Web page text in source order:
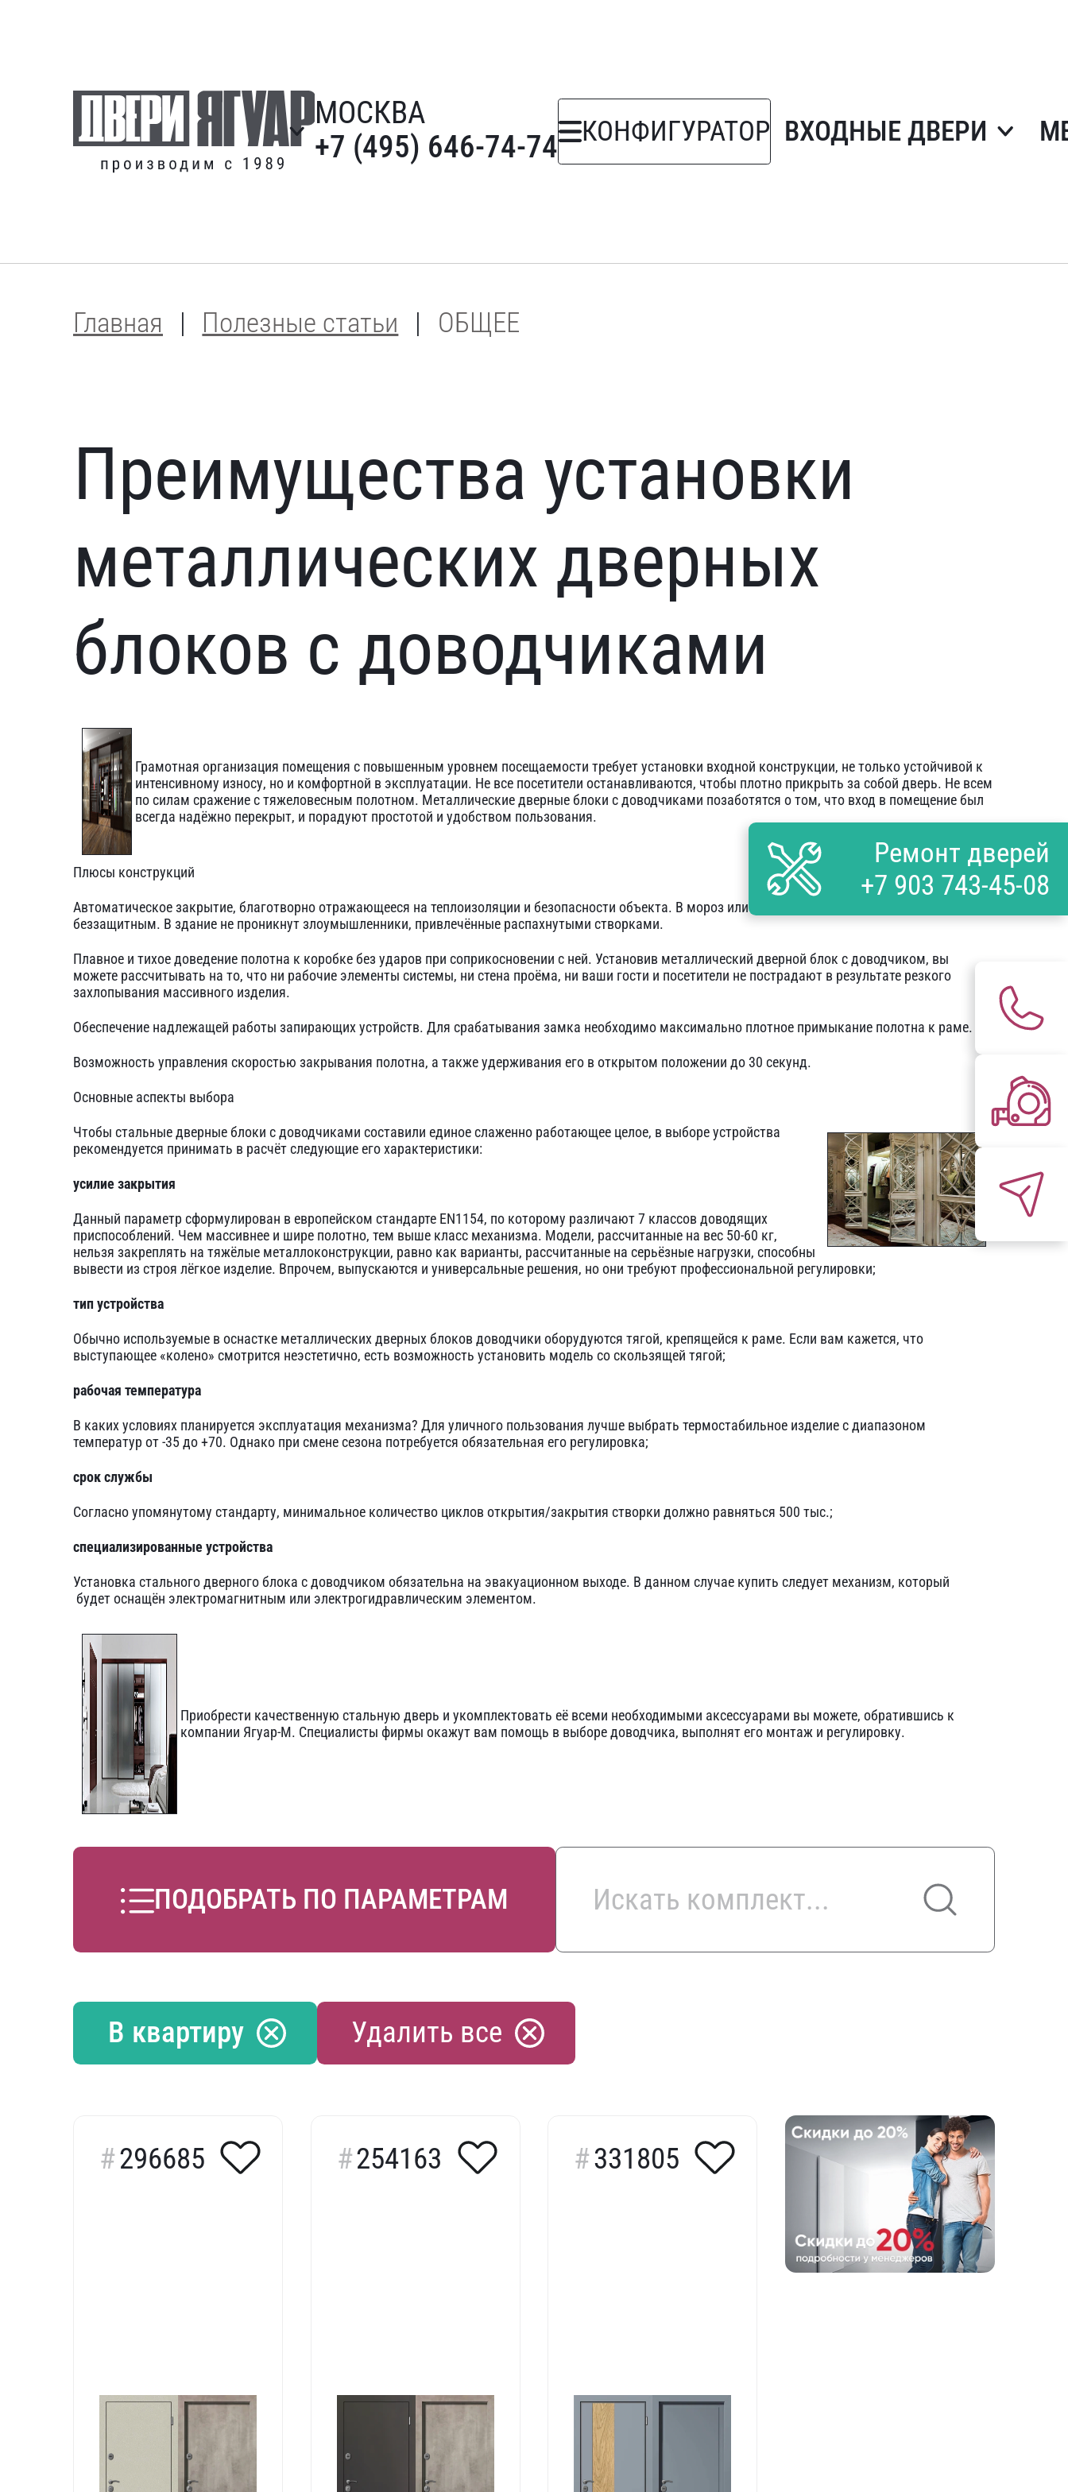
МОСКВА
+7 (495) 646-74-74
КОНФИГУРАТОР ВХОДНЫЕ ДВЕРИ
Главная Полезные статьи ОБЩЕЕ
Преимущества установки
металлических дверных
блоков с доводчиками
Грамотная организация помещения с повышенным уровнем посещаемости требует установки входной конструкции, не только устойчивой к
интенсивному износу, но и комфортной в эксплуатации. Не все посетители останавливаются, чтобы плотно прикрыть за собой дверь. Не всем
по силам сражение с тяжеловесным полотном. Металлические дверные блоки с доводчиками позаботятся о том, что вход в помещение был
всегда надёжно перекрыт, и порадуют простотой и удобством пользования.
Плюсы конструкций
Автоматическое закрытие, благотворно отражающееся на теплоизоляции и безопасности объекта. В мороз или летний зной проём не останется
беззащитным. В здание не проникнут злоумышленники, привлечённые распахнутыми створками.
Плавное и тихое доведение полотна к коробке без ударов при соприкосновении с ней. Установив металлический дверной блок с доводчиком, вы
можете рассчитывать на то, что ни рабочие элементы системы, ни стена проёма, ни ваши гости и посетители не пострадают в результате резкого
захлопывания массивного изделия.
Обеспечение надлежащей работы запирающих устройств. Для срабатывания замка необходимо максимально плотное примыкание полотна к раме.
Возможность управления скоростью закрывания полотна, а также удерживания его в открытом положении до 30 секунд.
Основные аспекты выбора
Чтобы стальные дверные блоки с доводчиками составили единое слаженно работающее целое, в выборе устройства
рекомендуется принимать в расчёт следующие его характеристики:
усилие закрытия
Данный параметр сформулирован в европейском стандарте EN1154, по которому различают 7 классов доводящих
приспособлений. Чем массивнее и шире полотно, тем выше класс механизма. Модели, рассчитанные на вес 50-60 кг,
нельзя закреплять на тяжёлые металлоконструкции, равно как варианты, рассчитанные на серьёзные нагрузки, способны
вывести из строя лёгкое изделие. Впрочем, выпускаются и универсальные решения, но они требуют профессиональной регулировки;
тип устройства
Обычно используемые в оснастке металлических дверных блоков доводчики оборудуются тягой, крепящейся к раме. Если вам кажется, что
выступающее «колено» смотрится неэстетично, есть возможность установить модель со скользящей тягой;
рабочая температура
В каких условиях планируется эксплуатация механизма? Для уличного пользования лучше выбрать термостабильное изделие с диапазоном
температур от -35 до +70. Однако при смене сезона потребуется обязательная его регулировка;
срок службы
Согласно упомянутому стандарту, минимальное количество циклов открытия/закрытия створки должно равняться 500 тыс.;
специализированные устройства
Установка стального дверного блока с доводчиком обязательна на эвакуационном выходе. В данном случае купить следует механизм, который
будет оснащён электромагнитным или электрогидравлическим элементом.
Приобрести качественную стальную дверь и укомплектовать её всеми необходимыми аксессуарами вы можете, обратившись к
компании Ягуар-М. Специалисты фирмы окажут вам помощь в выборе доводчика, выполнят его монтаж и регулировку.
ПОДОБРАТЬ ПО ПАРАМЕТРАМ
В квартиру Удалить все
296685 254163 331805
Ремонт дверей
+7 903 743-45-08